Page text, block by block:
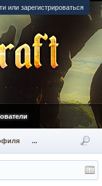
или зарегистрироваться
...